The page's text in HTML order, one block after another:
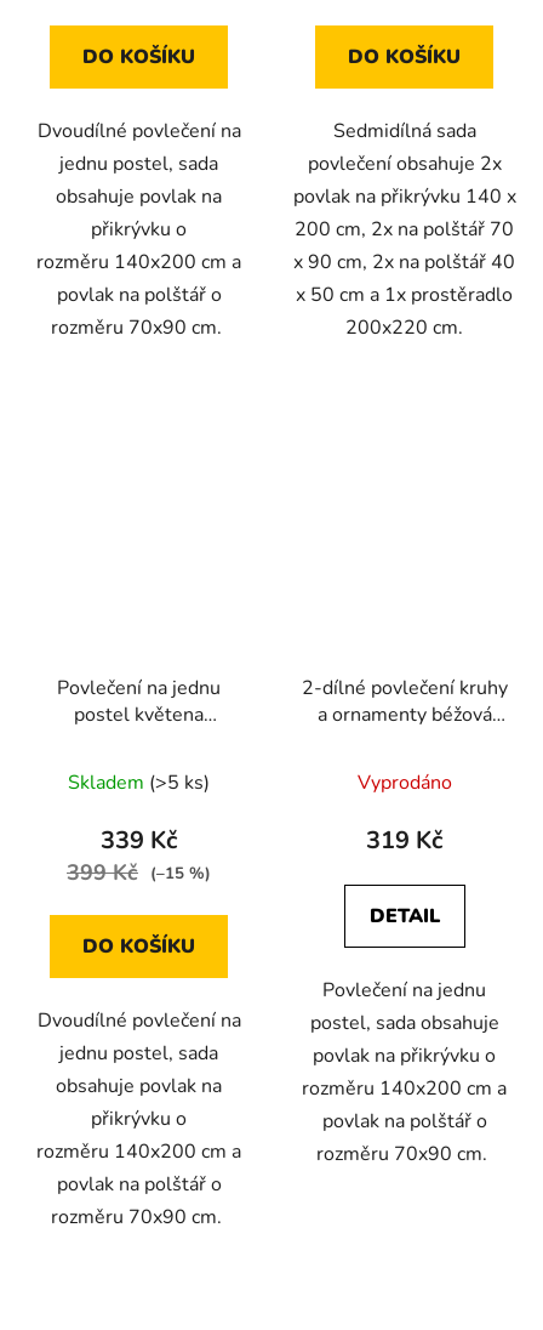
DO KOŠÍKU
Dvoudílné povlečení na
jednu postel, sada
obsahuje povlak na
přikrývku o
rozměru 140x200 cm a
povlak na polštář o
rozměru 70x90 cm.
DO KOŠÍKU
Sedmidílná sada
povlečení obsahuje 2x
povlak na přikrývku 140 x
200 cm, 2x na polštář 70
x 90 cm, 2x na polštář 40
x 50 cm a 1x prostěradlo
200x220 cm.
Povlečení na jednu
postel květena
světle šedá
Skladem (>5 ks)
339 Kč
399 Kč (–15 %)
DO KOŠÍKU
Dvoudílné povlečení na
jednu postel, sada
obsahuje povlak na
přikrývku o
rozměru 140x200 cm a
povlak na polštář o
rozměru 70x90 cm.
2-dílné povlečení kruhy
a ornamenty béžová
postel
Vyprodáno
319 Kč
DETAIL
Povlečení na jednu
postel, sada obsahuje
povlak na přikrývku o
rozměru 140x200 cm a
povlak na polštář o
rozměru 70x90 cm.